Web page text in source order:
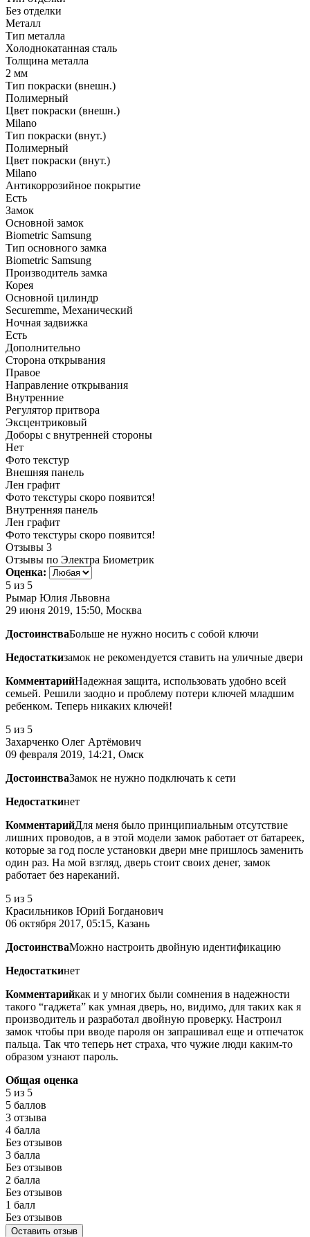
Без отделки
Металл
Тип металла
Холоднокатанная сталь
Толщина металла
2 мм
Тип покраски (внешн.)
Полимерный
Цвет покраски (внешн.)
Milano
Тип покраски (внут.)
Полимерный
Цвет покраски (внут.)
Milano
Антикоррозийное покрытие
Есть
Замок
Основной замок
Biometric Samsung
Тип основного замка
Biometric Samsung
Производитель замка
Корея
Основной цилиндр
Securemme, Механический
Ночная задвижка
Есть
Дополнительно
Сторона открывания
Правое
Направление открывания
Внутренние
Регулятор притвора
Эксцентриковый
Доборы с внутренней стороны
Нет
Фото текстур
Внешняя панель
Лен графит
Фото текстуры скоро появится!
Внутренняя панель
Лен графит
Фото текстуры скоро появится!
Отзывы 3
Отзывы по Электра Биометрик
Оценка:
5 из 5
Рымар Юлия Львовна
29 июня 2019, 15:50, Москва
ДостоинстваБольше не нужно носить с собой ключи
Недостаткизамок не рекомендуется ставить на уличные двери
КомментарийНадежная защита, использовать удобно всей
семьей. Решили заодно и проблему потери ключей младшим
ребенком. Теперь никаких ключей!
5 из 5
Захарченко Олег Артёмович
09 февраля 2019, 14:21, Омск
ДостоинстваЗамок не нужно подключать к сети
Недостаткинет
КомментарийДля меня было принципиальным отсутствие
лишних проводов, а в этой модели замок работает от батареек,
которые за год после установки двери мне пришлось заменить
один раз. На мой взгляд, дверь стоит своих денег, замок
работает без нареканий.
5 из 5
Красильников Юрий Богданович
06 октября 2017, 05:15, Казань
ДостоинстваМожно настроить двойную идентификацию
Недостаткинет
Комментарийкак и у многих были сомнения в надежности
такого “гаджета” как умная дверь, но, видимо, для таких как я
производитель и разработал двойную проверку. Настроил
замок чтобы при вводе пароля он запрашивал еще и отпечаток
пальца. Так что теперь нет страха, что чужие люди каким-то
образом узнают пароль.
Общая оценка
5 из 5
5 баллов
3 отзыва
4 балла
Без отзывов
3 балла
Без отзывов
2 балла
Без отзывов
1 балл
Без отзывов
Оставить отзыв